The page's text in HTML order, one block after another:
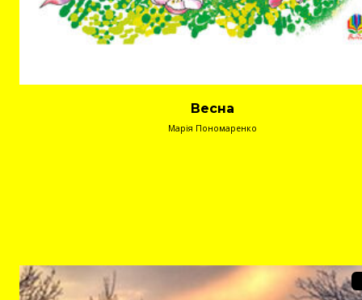
Весна
Марія Пономаренко